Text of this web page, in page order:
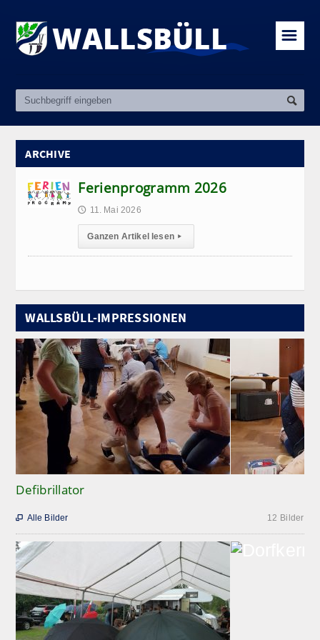
☰
ARCHIVE
Ferienprogramm 2026
🕔 11. Mai 2026
Ganzen Artikel lesen ▸
WALLSBÜLL-IMPRESSIONEN
Defibrillator
12 Bilder
 Alle Bilder